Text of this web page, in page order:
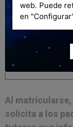
Teléfono /
+34
Al matricularse,
solicita a los
web. Puede
en